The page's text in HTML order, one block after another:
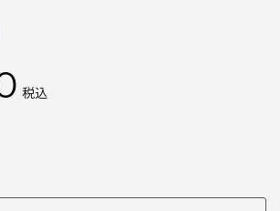
税込